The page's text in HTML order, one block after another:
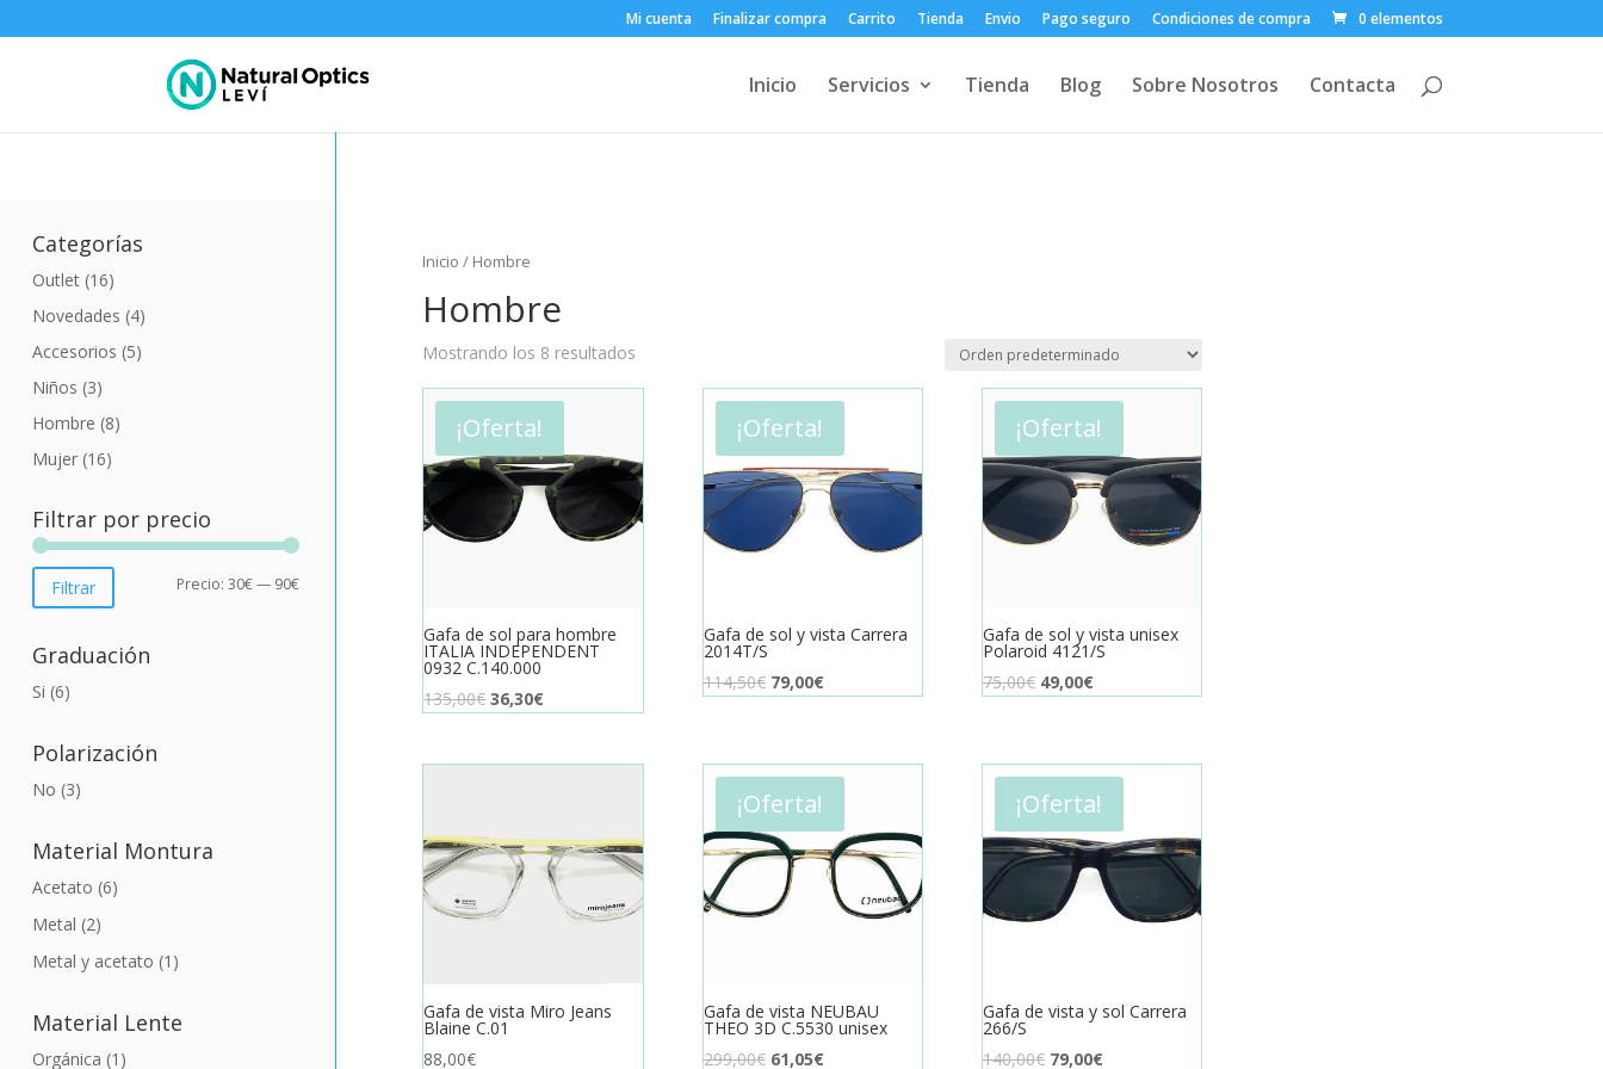
Mi cuenta Finalizar compra Carrito Tienda Envio Pago seguro Condiciones de compra 0 elementos
Inicio Servicios Tienda Blog Sobre Nosotros Contacta
Inicio / Hombre
Hombre
Mostrando los 8 resultados
¡Oferta!
Gafa de sol para hombre
ITALIA INDEPENDENT
0932 C.140.000
135,00€El
36,30€El
¡Oferta!
Gafa de sol y vista Carrera
2014T/S
114,50€ El
era:
114,50€.
79,00€El
es:
¡Oferta!
Gafa de sol y vista unisex
Polaroid 4121/S
75,00€ El
era:
75,00€.
49,00€El
es:
49,00€.
Gafa de vista Miro Jeans
Blaine C.01
88,00€
¡Oferta!
Gafa de vista NEUBAU
THEO 3D C.5530 unisex
299,00€ El
61,05€El
¡Oferta!
Gafa de vista y sol Carrera
266/S
140,00€ El
79,00€El
Categorías
Outlet (16)
Novedades (4)
Accesorios (5)
Niños (3)
Hombre (8)
Mujer (16)
Filtrar por precio
Precio
Precio
Filtrar Precio: 30€— 90€
Graduación
Si (6)
Polarización
No (3)
Material Montura
Acetato (6)
Metal (2)
Metal y acetato (1)
Material Lente
Orgánica (1)